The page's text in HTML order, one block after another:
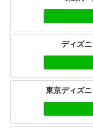
ディズ
東京ディズ